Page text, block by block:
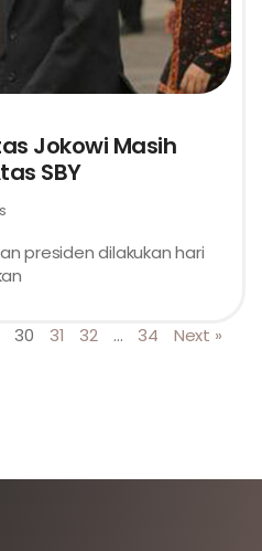
Jokowi Masih
SBY
presiden dilakukan hari
30 31 32 … 34 Next »